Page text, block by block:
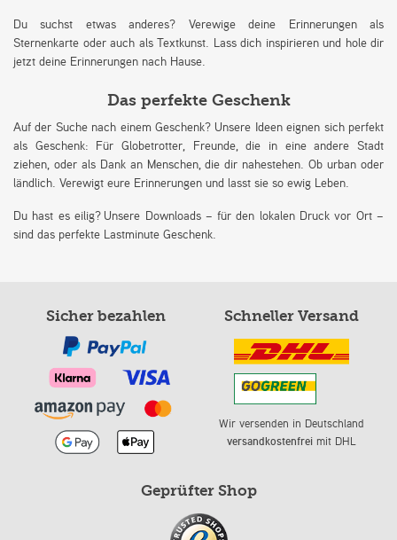
Du suchst etwas anderes? Verewige deine Erinnerungen als
Sternenkarte oder auch als Textkunst. Lass dich inspirieren und hole dir
jetzt deine Erinnerungen nach Hause.
Das perfekte Geschenk
Auf der Suche nach einem Geschenk? Unsere Ideen eignen sich perfekt
als Geschenk: Für Globetrotter, Freunde, die in eine andere Stadt
ziehen, oder als Dank an Menschen, die dir nahestehen. Ob urban oder
ländlich. Verewigt eure Erinnerungen und lasst sie so ewig Leben.
Du hast es eilig? Unsere Downloads – für den lokalen Druck vor Ort –
sind das perfekte Lastminute Geschenk.
Sicher bezahlen Schneller Versand
Wir versenden in Deutschland
versandkostenfreimit DHL
Geprüfter Shop